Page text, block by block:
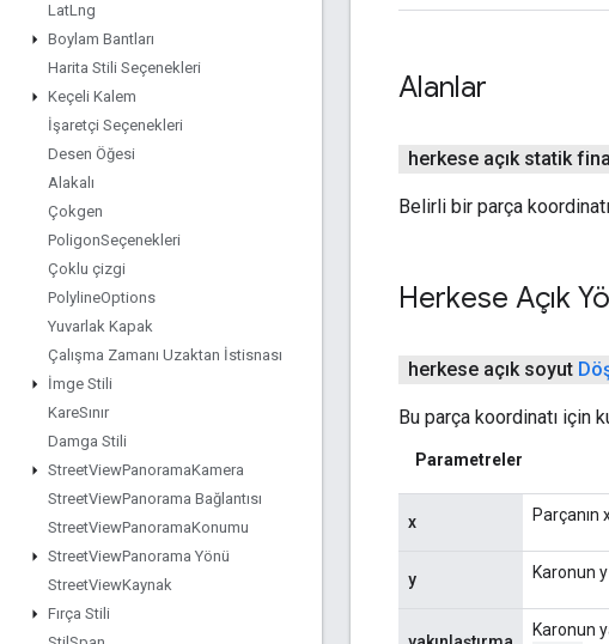
LatLng
Boylam Bantları
Harita Stili Seçenekleri
Keçeli Kalem
İşaretçi Seçenekleri
Desen Öğesi
Alakalı
Çokgen
PoligonSeçenekleri
Çoklu çizgi
PolylineOptions
Yuvarlak Kapak
Çalışma Zamanı Uzaktan İstisnası
İmge Stili
KareSınır
Damga Stili
StreetViewPanoramaKamera
StreetViewPanorama Bağlantısı
StreetViewPanoramaKonumu
StreetViewPanorama Yönü
StreetViewKaynak
Fırça Stili
Alanlar
herkese açık statik
Belirli bir parça
Herkese Açık
herkese açık soyut
Bu parça koordinatı için
Parametreler
x Parçanın
y Karonun
Karonun